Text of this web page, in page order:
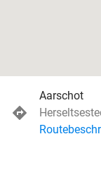
Aarschot